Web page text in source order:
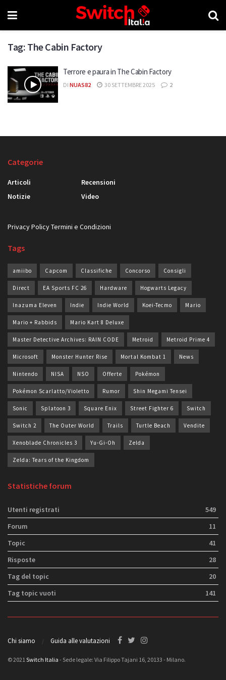
Tag: The Cabin Factory
Terrore e paura in The Cabin Factory
DI NUAS82 30 SETTEMBRE 2025 2
Categorie
Articoli
Notizie
Recensioni
Video
Privacy PolicyTermini e Condizioni
Tags
amiibo Capcom Classifiche Concorso Consigli
Direct EA Sports FC 26 Hardware Hogwarts Legacy
Inazuma Eleven Indie Indie World Koei-Tecmo Mario
Mario + Rabbids Mario Kart 8 Deluxe
Master Detective Archives: RAIN CODE Metroid Metroid Prime 4
Microsoft Monster Hunter Rise Mortal Kombat 1 News
Nintendo NISA NSO Offerte Pokémon
Pokémon Scarlatto/Violetto Rumor Shin Megami Tensei
Sonic Splatoon 3 Square Enix Street Fighter 6 Switch
Switch 2 The Outer World Trails Turtle Beach Vendite
Xenoblade Chronicles 3 Yu-Gi-Oh Zelda
Zelda: Tears of the Kingdom
Statistiche forum
Utenti registrati
549
Forum
11
Topic
41
Risposte
28
Tag del topic
20
Tag topic vuoti
141
Chi siamo Guida alle valutazioni
© 2021Switch Italia - Sede legale: Via Filippo Tajani 16, 20133 - Milano.